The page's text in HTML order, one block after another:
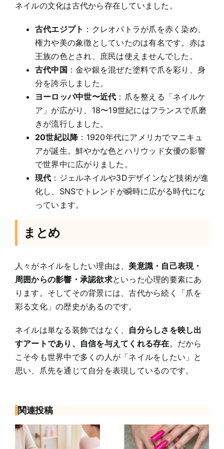
ネイルの文化は古代から存在していました。
古代エジプト ：クレオパトラが爪を赤く染め、
権力や美の象徴としていたのは有名です。赤は
王族の色とされ、庶民は使えませんでした。
古代中国 ：金や銀を混ぜた塗料で爪を彩り、身
分を誇示しました。
ヨーロッパ中世〜近代 ：爪を整える「ネイルケ
ア」が広がり、18〜19世紀にはフランスで爪磨
きが流行しました。
20世紀以降 ：1920年代にアメリカでマニキュ
アが誕生。鮮やかな色とハリウッド女優の影響
で世界中に広がりました。
現代 ：ジェルネイルや3Dデザインなど技術が進
化し、SNSでトレンドが瞬時に広がる時代にな
っています。
まとめ
人々がネイルをしたい理由は、 美意識・自己表現・
周囲からの影響・承認欲求といった心理的要素にあ
ります。そしてその背景には、古代から続く「爪を
彩る文化」の歴史があるのです。
ネイルは単なる装飾ではなく、 自分らしさを映し出
すアートであり、自信を与えてくれる存在。だから
こそ今も世界中で多くの人が「ネイルをしたい」と
思い、爪先を通じて自分を表現しているのです。
関連投稿
大きいネイル
パーツを長持
ジェルネイル